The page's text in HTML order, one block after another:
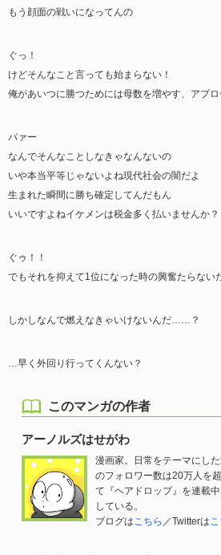
もう顔面の戦いになってんの
ぐっ！
けどそんなこと言っても始まらない！
俺があいつに勝つためには母数を増やす、アプ
パァー
なんでそんなことしなきゃなんないの
いや本当平等じゃないよね現代社会の闇だよ
生まれた瞬間に勝ち確定してんだもん
いいですよねイケメンは税金多く払いませんか？
ぐゥ！！
でもそれを抑えて1位になった時の興奮たらな
しかしなんで燃えなきゃいけないんだ……？
…早く外回り行ってくんない？
このマンガの作者
アーノルズはせがわ
漫画家。日常をテーマにし
のフォロワー数は20万人を
て『ヘアドロップ』を連載
している。
ブログはこちら ／Twitterは